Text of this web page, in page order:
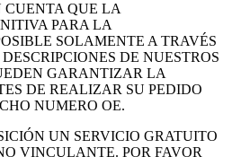
CUENTA QUE LA
PARA LA
SOLAMENTE A TRAVÉS
DE NUESTROS
GARANTIZAR LA
DE REALIZAR SU PEDIDO
NUMERO OE.
UN SERVICIO GRATUITO
VINCULANTE. POR FAVOR